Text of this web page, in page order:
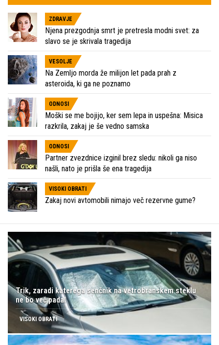
ZDRAVJE
Njena prezgodnja smrt je pretresla modni svet: za
slavo se je skrivala tragedija
VESOLJE
Na Zemljo morda že milijon let pada prah z
asteroida, ki ga ne poznamo
ODNOSI
Moški se me bojijo, ker sem lepa in uspešna: Misica
razkrila, zakaj je še vedno samska
ODNOSI
Partner zvezdnice izginil brez sledu: nikoli ga niso
našli, nato je prišla še ena tragedija
VISOKI OBRATI
Zakaj novi avtomobili nimajo več rezervne gume?
Trik, zaradi katerega senčnik na vetrobranskem steklu
ne bo več padal
VISOKI OBRATI